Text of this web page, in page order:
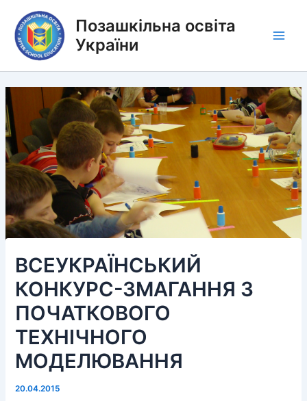
вмісту
Позашкільна освіта
України
ВСЕУКРАЇНСЬКИЙ
КОНКУРС-ЗМАГАННЯ З
ПОЧАТКОВОГО
ТЕХНІЧНОГО
МОДЕЛЮВАННЯ
20.04.2015